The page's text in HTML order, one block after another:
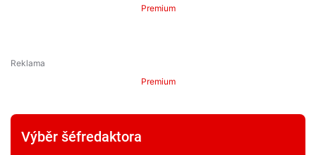
Premium
Premium
Výběr šéfredaktora